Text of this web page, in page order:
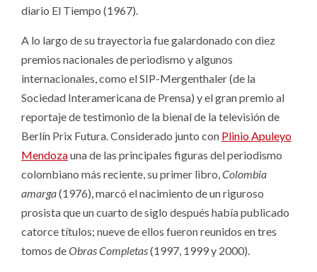
diario El Tiempo (1967).
A lo largo de su trayectoria fue galardonado con diez
premios nacionales de periodismo y algunos
internacionales, como el SIP-Mergenthaler (de la
Sociedad Interamericana de Prensa) y el gran premio al
reportaje de testimonio de la bienal de la televisión de
Berlín Prix Futura. Considerado junto con Plinio Apuleyo
Mendozauna de las principales figuras del periodismo
colombiano más reciente, su primer libro,Colombia
amarga(1976), marcó el nacimiento de un riguroso
prosista que un cuarto de siglo después había publicado
catorce títulos; nueve de ellos fueron reunidos en tres
tomos deObras Completas(1997, 1999 y 2000).